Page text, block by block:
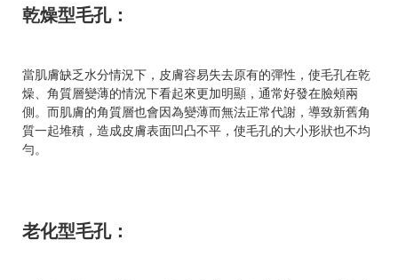
乾燥型毛孔：
當肌膚缺乏水分情況下，皮膚容易失去原有的彈性，使毛孔在乾
燥、角質層變薄的情況下看起來更加明顯，通常好發在臉頰兩
側。而肌膚的角質層也會因為變薄而無法正常代謝，導致新舊角
質一起堆積，造成皮膚表面凹凸不平，使毛孔的大小形狀也不均
勻。
老化型毛孔：